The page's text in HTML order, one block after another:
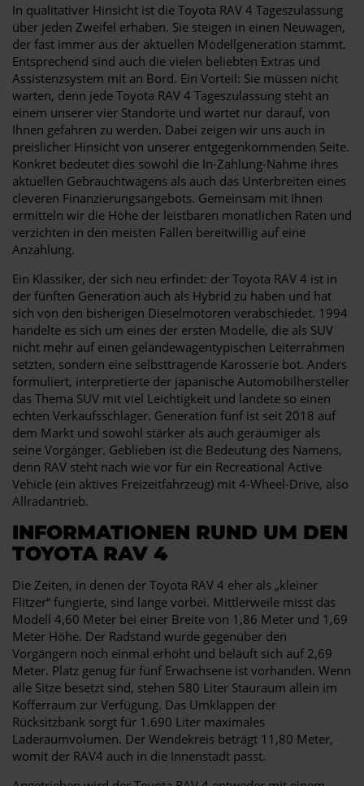
In qualitativer Hinsicht ist die Toyota RAV 4 Tageszulassung
über jeden Zweifel erhaben. Sie steigen in einen Neuwagen,
der fast immer aus der aktuellen Modellgeneration stammt.
Entsprechend sind auch die vielen beliebten Extras und
Assistenzsystem mit an Bord. Ein Vorteil: Sie müssen nicht
warten, denn jede Toyota RAV 4 Tageszulassung steht an
einem unserer vier Standorte und wartet nur darauf, von
Ihnen gefahren zu werden. Dabei zeigen wir uns auch in
preislicher Hinsicht von unserer entgegenkommenden Seite.
Konkret bedeutet dies sowohl die In-Zahlung-Nahme ihres
aktuellen Gebrauchtwagens als auch das Unterbreiten eines
cleveren Finanzierungsangebots. Gemeinsam mit Ihnen
ermitteln wir die Höhe der leistbaren monatlichen Raten und
verzichten in den meisten Fällen bereitwillig auf eine
Anzahlung.
Ein Klassiker, der sich neu erfindet: der Toyota RAV 4 ist in
der fünften Generation auch als Hybrid zu haben und hat
sich von den bisherigen Dieselmotoren verabschiedet. 1994
handelte es sich um eines der ersten Modelle, die als SUV
nicht mehr auf einen geländewagentypischen Leiterrahmen
setzten, sondern eine selbsttragende Karosserie bot. Anders
formuliert, interpretierte der japanische Automobilhersteller
das Thema SUV mit viel Leichtigkeit und landete so einen
echten Verkaufsschlager. Generation fünf ist seit 2018 auf
dem Markt und sowohl stärker als auch geräumiger als
seine Vorgänger. Geblieben ist die Bedeutung des Namens,
denn RAV steht nach wie vor für ein Recreational Active
Vehicle (ein aktives Freizeitfahrzeug) mit 4-Wheel-Drive, also
Allradantrieb.
INFORMATIONEN RUND UM DEN
TOYOTA RAV 4
Die Zeiten, in denen der Toyota RAV 4 eher als „kleiner
Flitzer“ fungierte, sind lange vorbei. Mittlerweile misst das
Modell 4,60 Meter bei einer Breite von 1,86 Meter und 1,69
Meter Höhe. Der Radstand wurde gegenüber den
Vorgängern noch einmal erhöht und beläuft sich auf 2,69
Meter. Platz genug für fünf Erwachsene ist vorhanden. Wenn
alle Sitze besetzt sind, stehen 580 Liter Stauraum allein im
Kofferraum zur Verfügung. Das Umklappen der
Rücksitzbank sorgt für 1.690 Liter maximales
Laderaumvolumen. Der Wendekreis beträgt 11,80 Meter,
womit der RAV4 auch in die Innenstadt passt.